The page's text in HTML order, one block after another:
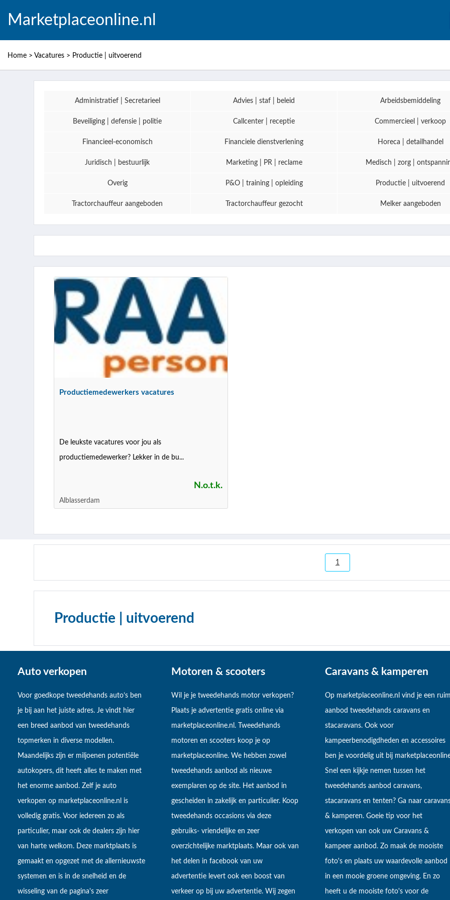
Marketplaceonline.nl
Home > Vacatures > Productie | uitvoerend
Administratief | Secretarieel Advies | staf | beleid Arbeidsbemiddeling
Beveiliging | defensie | politie Callcenter | receptie Commercieel | verkoop
Financieel-economisch Financiele dienstverlening Horeca | detailhandel
Juridisch | bestuurlijk Marketing | PR | reclame Medisch | zorg |
Overig P&O | training | opleiding Productie | uitvoerend
Tractorchauffeur aangeboden Tractorchauffeur gezocht Melker aangeboden
Productiemedewerkers vacatures
De leukste vacatures voor jou als
productiemedewerker? Lekker in de bu...
N.o.t.k.
Alblasserdam
1
Productie | uitvoerend
Auto verkopen
Voor goedkope tweedehands auto’s ben
je bij aan het juiste adres. Je vindt hier
een breed aanbod van tweedehands
topmerken in diverse modellen.
Maandelijks zijn er miljoenen potentiële
autokopers, dit heeft alles te maken met
het enorme aanbod. Zelf je auto
verkopen op marketplaceonline.nl is
volledig gratis. Voor iedereen zo als
particulier, maar ook de dealers zijn hier
van harte welkom. Deze marktplaats is
gemaakt en opgezet met de allernieuwste
systemen en is in de snelheid en de
wisseling van de pagina's zeer
Motoren & scooters
Wil je je tweedehands motor verkopen?
Plaats je advertentie gratis online via
marketplaceonline.nl. Tweedehands
motoren en scooters koop je op
marketplaceonline. We hebben zowel
tweedehands aanbod als nieuwe
exemplaren op de site. Het aanbod in
gescheiden in zakelijk en particulier. Koop
tweedehands occasions via deze
gebruiks- vriendelijke en zeer
overzichtelijke marktplaats. Maar ook van
het delen in facebook van uw
advertentie levert ook een boost van
verkeer op bij uw advertentie. Wij zegen
Caravans & kamperen
Op marketplaceonline.nl vind je een ruim
aanbod tweedehands caravans en
stacaravans. Ook voor
kampeerbenodigdheden en accessoires
ben je voordelig uit bij
Snel een kijkje nemen tussen het
tweedehands aanbod caravans,
stacaravans en tenten? Ga naar
& kamperen. Goeie tip voor het
verkopen van ook uw Caravans &
kampeer aanbod. Zo maak de mooiste
foto's en plaats uw waardevolle aanbod
in een mooie groene omgeving. En zo
heeft u de mooiste foto's voor de